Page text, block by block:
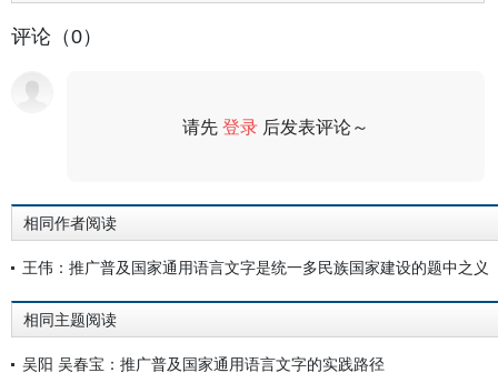
评论（0）
请先登录 后发表评论～
相同作者阅读
王伟：推广普及国家通用语言文字是统一多民族国家建设的题中之义
相同主题阅读
吴阳 吴春宝：推广普及国家通用语言文字的实践路径